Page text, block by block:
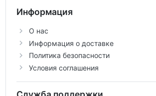
Информация
О нас
Информация о доставке
Политика безопасности
Условия соглашения